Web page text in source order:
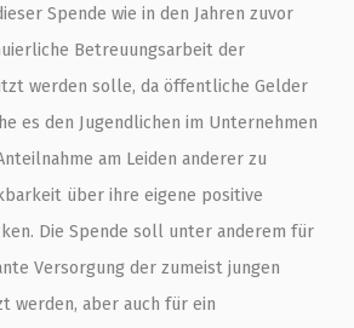
Spende wie in den Jahren zuvor
Betreuungsarbeit der
werden solle, da öffentliche Gelder
es den Jugendlichen im Unternehmen
am Leiden anderer zu
über ihre eigene positive
Die Spende soll unter anderem für
Versorgung der zumeist jungen
werden, aber auch für ein